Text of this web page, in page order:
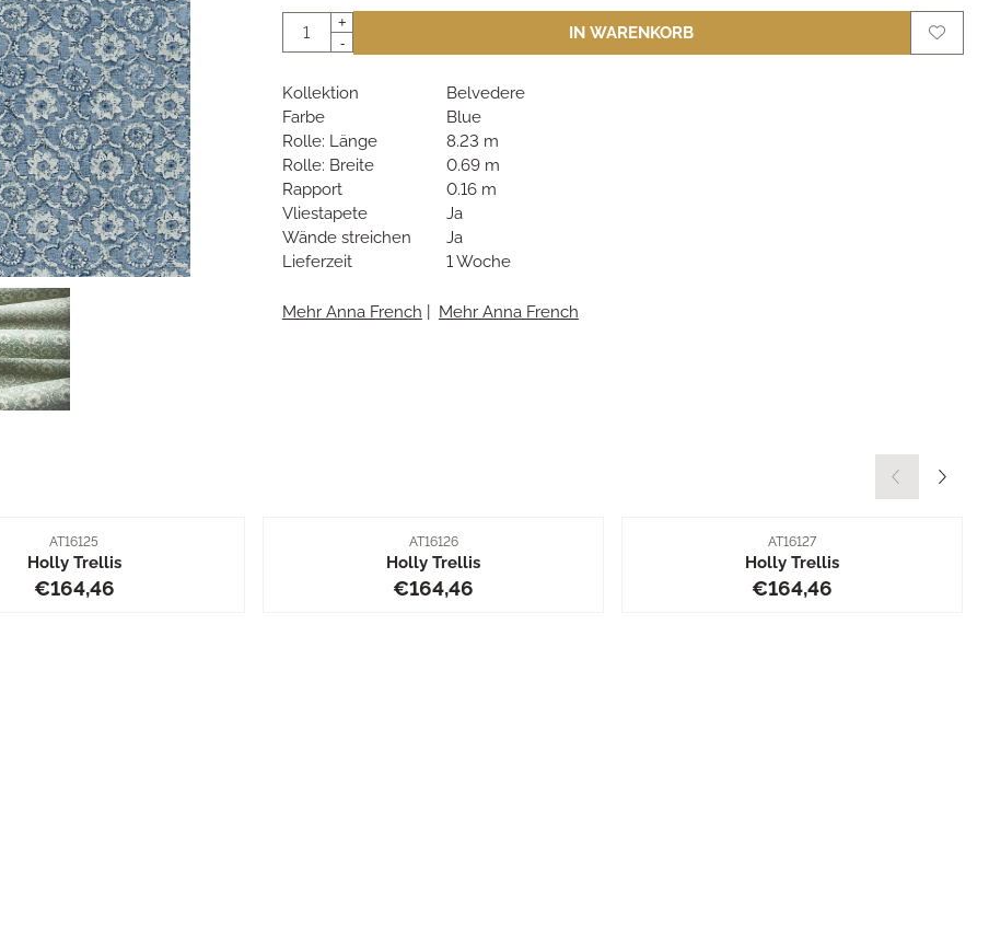
Anzahl
+
-
IN WARENKORB
Kollektion
Belvedere
Farbe
Blue
Rolle: Länge
8.23 m
Rolle: Breite
0.69 m
Rapport
0.16 m
Vliestapete
Ja
Wände streichen
Ja
Lieferzeit
1 Woche
Mehr Anna French Mehr Anna French
Artikelnummer
AT16125
Holly Trellis
Preis: 164,46
€164,46
Artikelnummer
AT16126
Holly Trellis
Preis: 164,46
€164,46
Artikelnummer
AT16127
Holly Trellis
Preis: 164,46
€164,46